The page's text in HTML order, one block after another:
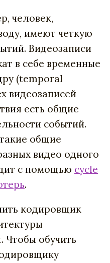
человек,
имеют четкую
Видеозаписи
в себе временные
(temporal
видеозаписей
есть общие
событий.
общие
видео одного
с помощью cycle
.
кодировщик
Чтобы обучить